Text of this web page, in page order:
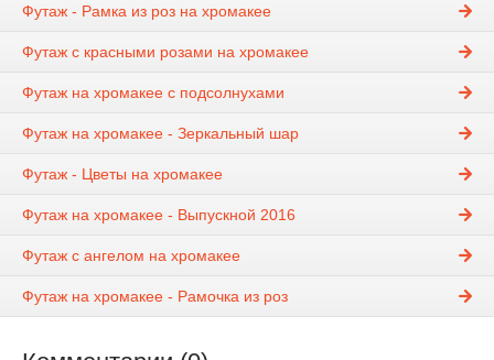
Футаж - Рамка из роз на хромакее
Футаж с красными розами на хромакее
Футаж на хромакее с подсолнухами
Футаж на хромакее - Зеркальный шар
Футаж - Цветы на хромакее
Футаж на хромакее - Выпускной 2016
Футаж с ангелом на хромакее
Футаж на хромакее - Рамочка из роз